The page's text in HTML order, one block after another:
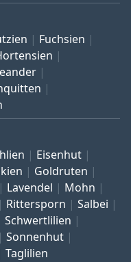
Fuchsien
Eisenhut
Goldruten
Lavendel
Mohn
Rittersporn
Salbei
Schwertlilien
Sonnenhut
Taglilien